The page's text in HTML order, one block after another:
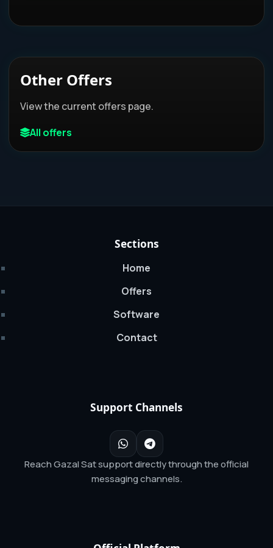
Other Offers
View the current offers page.
All offers
Sections
Home
Offers
Software
Contact
Support Channels
Reach Gazal Sat support directly through the official
messaging channels.